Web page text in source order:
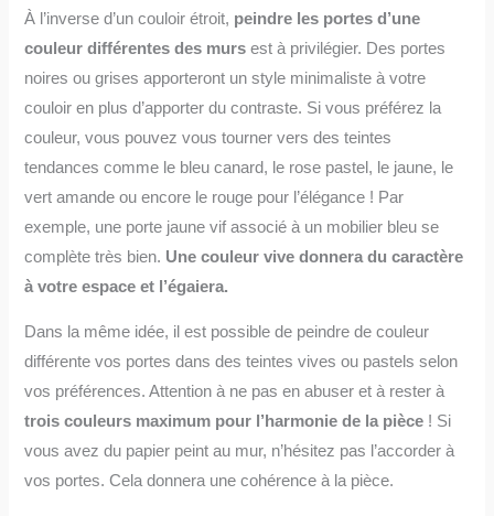
À l’inverse d’un couloir étroit, peindre les portes d’une
couleur différentes des mursest à privilégier. Des portes
noires ou grises apporteront un style minimaliste à votre
couloir en plus d’apporter du contraste. Si vous préférez la
couleur, vous pouvez vous tourner vers des teintes
tendances comme le bleu canard, le rose pastel, le jaune, le
vert amande ou encore le rouge pour l’élégance ! Par
exemple, une porte jaune vif associé à un mobilier bleu se
complète très bien. Une couleur vive donnera du caractère
à votre espace et l’égaiera.
Dans la même idée, il est possible de peindre de couleur
différente vos portes dans des teintes vives ou pastels selon
vos préférences. Attention à ne pas en abuser et à rester à
trois couleurs maximum pour l’harmonie de la pièce ! Si
vous avez du papier peint au mur, n’hésitez pas l’accorder à
vos portes. Cela donnera une cohérence à la pièce.